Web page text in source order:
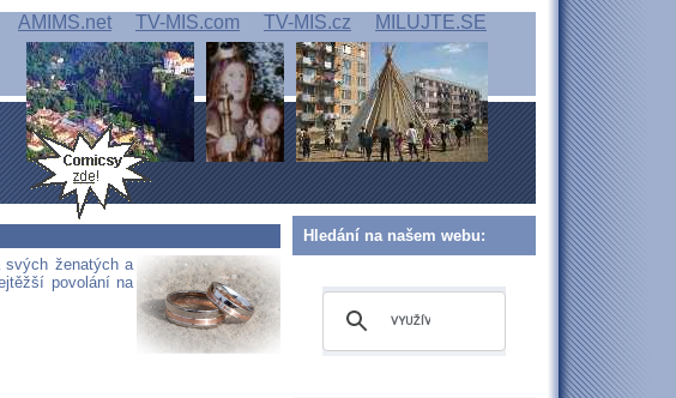
AMIMS.net TV-MIS.com TV-MIS.cz MILUJTE.SE
svých ženatých a
povolání na
Hledání na našem webu: